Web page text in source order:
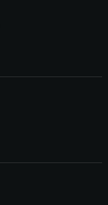
Questi cookie